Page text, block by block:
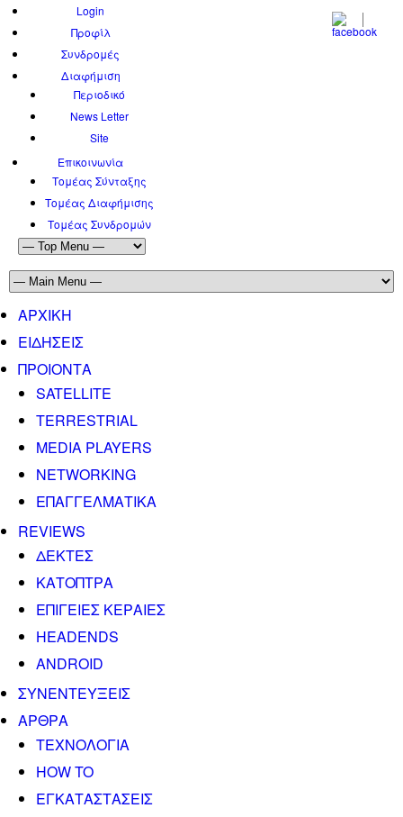
Login
Προφίλ
Συνδρομές
Διαφήμιση
Περιοδικό
News Letter
Site
Επικοινωνία
Τομέας Σύνταξης
Τομέας Διαφήμισης
Τομέας Συνδρομών
ΑΡΧΙΚΗ
ΕΙΔΗΣΕΙΣ
ΠΡΟΙΟΝΤΑ
SATELLITE
TERRESTRIAL
MEDIA PLAYERS
NETWORKING
ΕΠΑΓΓΕΛΜΑΤΙΚΑ
REVIEWS
ΔΕΚΤΕΣ
ΚΑΤΟΠΤΡΑ
ΕΠΙΓΕΙΕΣ ΚΕΡΑΙΕΣ
HEADENDS
ANDROID
ΣΥΝΕΝΤΕΥΞΕΙΣ
ΑΡΘΡΑ
ΤΕΧΝΟΛΟΓΙΑ
HOW TO
ΕΓΚΑΤΑΣΤΑΣΕΙΣ